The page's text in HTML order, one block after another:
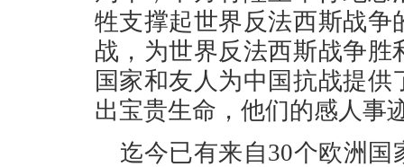
牲支撑起世界反法西斯战
战，为世界反法西斯战争
国家和友人为中国抗战提
出宝贵生命，他们的感人事
迄今已有来自30个欧洲